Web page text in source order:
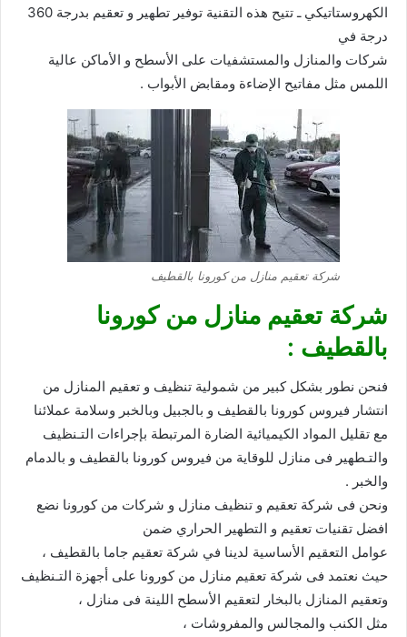
الكهروستاتيكي ـ تتيح هذه التقنية توفير تطهير و تعقيم بدرجة 360
درجة في
شركات والمنازل والمستشفيات على الأسطح و الأماكن عالية
اللمس مثل مفاتيح الإضاءة ومقابض الأبواب .
شركة تعقيم منازل من كورونا بالقطيف
شركة تعقيم منازل من كورونا
بالقطيف :
فنحن نطور بشكل كبير من شمولية تنظيف و تعقيم المنازل من
انتشار فيروس كورونا بالقطيف و بالجبيل وبالخبر وسلامة عملائنا
مع تقليل المواد الكيميائية الضارة المرتبطة بإجراءات التـنظيف
والتـطهير فى منازل للوقاية من فيروس كورونا بالقطيف و بالدمام
والخبر .
ونحن فى شركة تعقيم و تنظيف منازل و شركات من كورونا نضع
افضل تقنيات تعقيم و التطهير الحراري ضمن
عوامل التعقيم الأساسية لدينا في شركة تعقيم جاما بالقطيف ،
حيث نعتمد فى شركة تعقيم منازل من كورونا على أجهزة التـنظيف
وتعقيم المنازل بالبخار لتعقيم الأسطح اللينة فى منازل ،
مثل الكنب والمجالس والمفروشات ،